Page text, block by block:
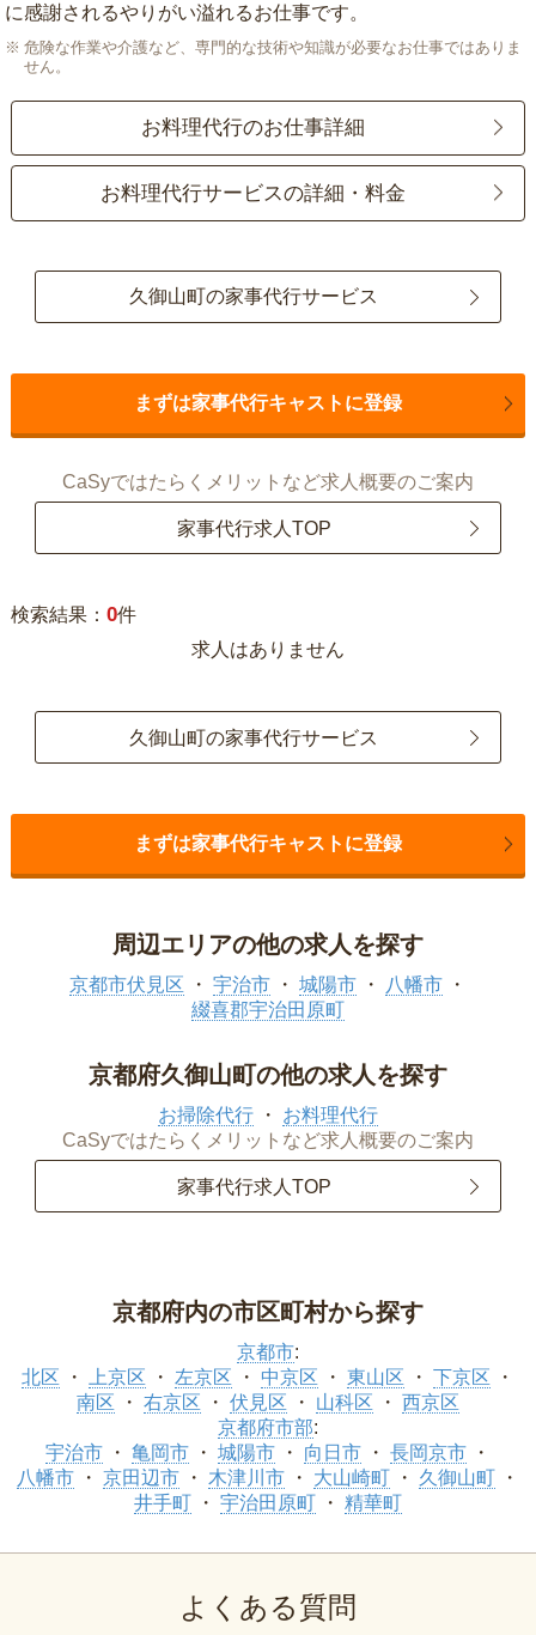
に感謝されるやりがい溢れるお仕事です。
危険な作業や介護など、専門的な技術や知識が必要なお仕事ではありま
せん。
お料理代行のお仕事詳細
お料理代行サービスの詳細・料金
久御山町の家事代行サービス
まずは家事代行キャストに登録
CaSyではたらくメリットなど求人概要のご案内
家事代行求人TOP
検索結果： 0件
求人はありません
久御山町の家事代行サービス
まずは家事代行キャストに登録
周辺エリアの他の求人を探す
京都市伏見区 宇治市 城陽市
八幡市
綴喜郡宇治田原町
京都府久御山町の他の求人を探す
お掃除代行
お料理代行
CaSyではたらくメリットなど求人概要のご案内
家事代行求人TOP
京都府内の市区町村から探す
京都市:
北区
上京区 左京区 中京区 東山区
下京区
南区
右京区 伏見区 山科区
西京区
京都府市部:
宇治市
亀岡市 城陽市 向日市
長岡京市
八幡市
京田辺市 木津川市 大山崎町
久御山町
井手町
宇治田原町 精華町
よくある質問